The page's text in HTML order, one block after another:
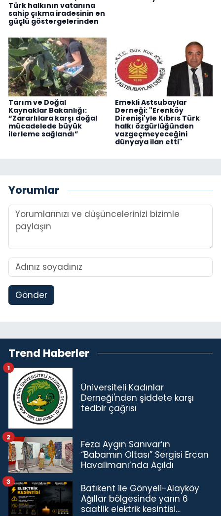
Türk halkının vatanına
sahip çıkma iradesinin en
güçlü göstergelerinden
Tarım ve Doğal
Kaynaklar Bakanlığı:
“Zararlılara karşı doğal
mücadelede büyük
ilerleme sağlandı”
Emekli Astsubaylar
Derneği: "Erenköy
Direnişi'yle Kıbrıs Türk
halkı özgürlüğünden
vazgeçmeyeceğini
dünyaya ilan etti"
Yorumlar
Gönder
Trend Haberler
Üniversiteli Kadınlar
Derneği'nden şiddete karşı
tedbir çağrısı
1
Feza Aygın Sanıvar’ın
“Babamın Oltası” Sergisi Ercan
Havalimanı’nda Açıldı
2
Batıkent ile Gönyeli-Alayköy
Ağıllar bölgesinde yarın 6
saatlik elektrik kesintisi…
3